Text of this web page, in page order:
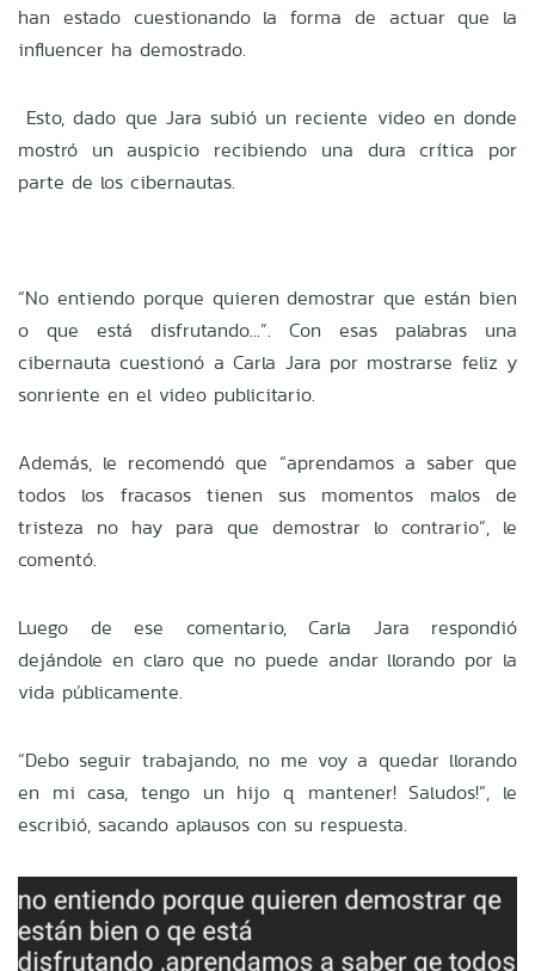
han estado cuestionando la forma de actuar que la
influencer ha demostrado.
Esto, dado que Jara subió un reciente video en donde
mostró un auspicio recibiendo una dura crítica por
parte de los cibernautas.
“No entiendo porque quieren demostrar que están bien
o que está disfrutando...”. Con esas palabras una
cibernauta cuestionó a Carla Jara por mostrarse feliz y
sonriente en el video publicitario.
Además, le recomendó que “aprendamos a saber que
todos los fracasos tienen sus momentos malos de
tristeza no hay para que demostrar lo contrario”, le
comentó.
Luego de ese comentario, Carla Jara respondió
dejándole en claro que no puede andar llorando por la
vida públicamente.
“Debo seguir trabajando, no me voy a quedar llorando
en mi casa, tengo un hijo q mantener! Saludos!”, le
escribió, sacando aplausos con su respuesta.